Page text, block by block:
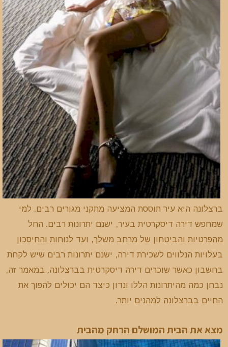
ברצלונה היא עיר תוססת המציעה מתקני מגורים רבים. למי
שמחפש דירה דיסקרטית בעיר, ישנם יתרונות רבים. החל
מהפרטיות והביטחון של מרחב משלך, ועד לנוחות והחיסכון
בעלויות הנלווים לשכירת דירה, ישנם יתרונות רבים שיש לקחת
בחשבון כאשר שוכרים דירה דיסקרטית בברצלונה. במאמר זה,
נבחן כמה מהיתרונות הללו ונדון כיצד הם יכולים להפוך את
החיים בברצלונה למהנים יותר.
מצא את הבית המושלם הרחק מהבית